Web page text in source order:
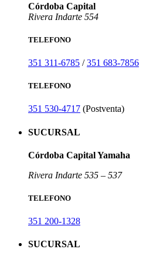
Córdoba Capital
Rivera Indarte 554
TELEFONO
351 311-6785 /351 683-7856
TELEFONO
351 530-4717 (Postventa)
SUCURSAL
Córdoba Capital Yamaha
Rivera Indarte 535 – 537
TELEFONO
351 200-1328
SUCURSAL